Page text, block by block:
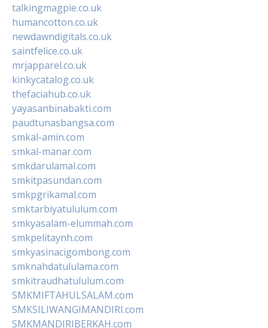
talkingmagpie.co.uk
humancotton.co.uk
newdawndigitals.co.uk
saintfelice.co.uk
mrjapparel.co.uk
kinkycatalog.co.uk
thefaciahub.co.uk
yayasanbinabakti.com
paudtunasbangsa.com
smkal-amin.com
smkal-manar.com
smkdarulamal.com
smkitpasundan.com
smkpgrikamal.com
smktarbiyatululum.com
smkyasalam-elummah.com
smkpelitaynh.com
smkyasinacigombong.com
smknahdatululama.com
smkitraudhatululum.com
SMKMIFTAHULSALAM.com
SMKSILIWANGIMANDIRI.com
SMKMANDIRIBERKAH.com